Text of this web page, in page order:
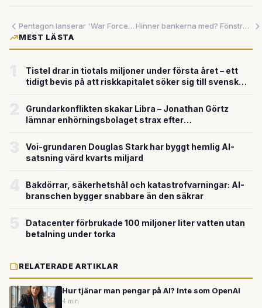
Pentagon lanserar 'War Force' – värvar toppingenjörer till militär AI med techbranschens språk
Hinner bankerna med? Fönstret för modernisering håller på att stängas
MEST LÄSTA
Tistel drar in tiotals miljoner under första året – ett
tidigt bevis på att riskkapitalet söker sig till svensk
Grundarkonflikten skakar Libra – Jonathan Görtz
lämnar enhörningsbolaget strax efter
Voi-grundaren Douglas Stark har byggt hemlig AI-
satsning värd kvarts miljard
Bakdörrar, säkerhetshål och katastrofvarningar: AI-
branschen bygger snabbare än den säkrar
Datacenter förbrukade 100 miljoner liter vatten utan
betalning under torka
RELATERADE ARTIKLAR
Hur tjänar man pengar på AI? Inte som OpenAI
4 min